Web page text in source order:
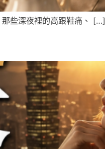
些深夜裡的高跟鞋痛、 […]